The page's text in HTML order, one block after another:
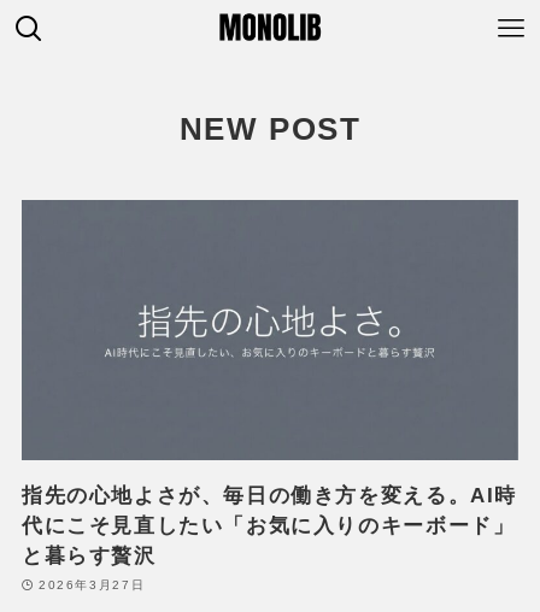
NEW POST
指先の心地よさが、毎日の働き方を変える。AI時
代にこそ見直したい「お気に入りのキーボード」
と暮らす贅沢
2026年3月27日